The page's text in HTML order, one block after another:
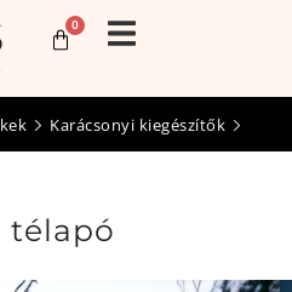
0
Karácsonyi kiegészítők
télapó